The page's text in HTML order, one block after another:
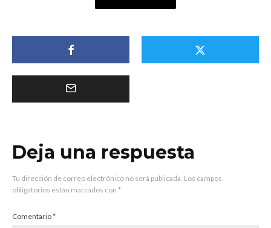
Deja una respuesta
Tu dirección de correo electrónico no será publicada. Los campos
obligatorios están marcados con *
Comentario*